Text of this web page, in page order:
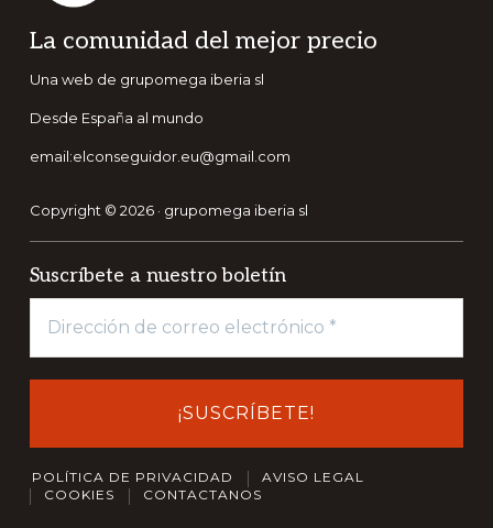
Footer
La comunidad del mejor precio
Una web de grupomega iberia sl
Desde España al mundo
email:elconseguidor.eu@gmail.com
Copyright © 2026 · grupomega iberia sl
Suscríbete a nuestro boletín
POLÍTICA DE PRIVACIDAD
AVISO LEGAL
COOKIES
CONTACTANOS